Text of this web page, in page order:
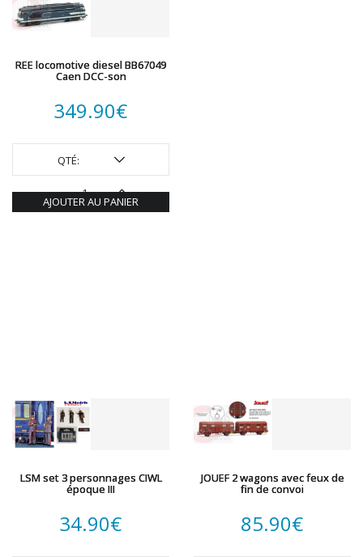
WOODLAND SCENICS
XURON
REE locomotive diesel BB67049
Caen DCC-son
349.90€
QTÉ:
AJOUTER AU PANIER
LSM set 3 personnages CIWL
époque III
34.90€
JOUEF 2 wagons avec feux de
fin de convoi
85.90€